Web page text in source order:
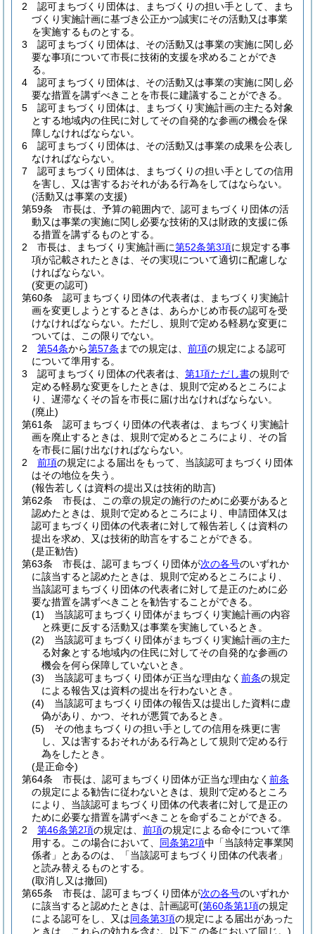
2
認可まちづくり団体は、まちづくりの担い手として、まち
づくり実施計画に基づき公正かつ誠実にその活動又は事業
を実施するものとする。
3
認可まちづくり団体は、その活動又は事業の実施に関し必
要な事項について市長に技術的支援を求めることができ
る。
4
認可まちづくり団体は、その活動又は事業の実施に関し必
要な措置を講ずべきことを市長に建議することができる。
5
認可まちづくり団体は、まちづくり実施計画の主たる対象
とする地域内の住民に対してその自発的な参画の機会を保
障しなければならない。
6
認可まちづくり団体は、その活動又は事業の成果を公表し
なければならない。
7
認可まちづくり団体は、まちづくりの担い手としての信用
を害し、又は害するおそれがある行為をしてはならない。
(活動又は事業の支援)
第59条
市長は、予算の範囲内で、認可まちづくり団体の活
動又は事業の実施に関し必要な技術的又は財政的支援に係
る措置を講ずるものとする。
2
市長は、まちづくり実施計画に第52条第3項に規定する事
項が記載されたときは、その実現について適切に配慮しな
ければならない。
(変更の認可)
第60条
認可まちづくり団体の代表者は、まちづくり実施計
画を変更しようとするときは、あらかじめ市長の認可を受
けなければならない。 ただし、規則で定める軽易な変更に
ついては、この限りでない。
2
第54条から第57条 までの規定は、 前項の規定による認可
について準用する。
3
認可まちづくり団体の代表者は、 第1項ただし書の規則で
定める軽易な変更をしたときは、規則で定めるところによ
り、遅滞なくその旨を市長に届け出なければならない。
(廃止)
第61条
認可まちづくり団体の代表者は、まちづくり実施計
画を廃止するときは、規則で定めるところにより、その旨
を市長に届け出なければならない。
2
前項の規定による届出をもって、当該認可まちづくり団体
はその地位を失う。
(報告若しくは資料の提出又は技術的助言)
第62条
市長は、この章の規定の施行のために必要があると
認めたときは、規則で定めるところにより、申請団体又は
認可まちづくり団体の代表者に対して報告若しくは資料の
提出を求め、又は技術的助言をすることができる。
(是正勧告)
第63条
市長は、認可まちづくり団体が次の各号のいずれか
に該当すると認めたときは、規則で定めるところにより、
当該認可まちづくり団体の代表者に対して是正のために必
要な措置を講ずべきことを勧告することができる。
(1)
当該認可まちづくり団体がまちづくり実施計画の内容
と殊更に反する活動又は事業を実施しているとき。
(2)
当該認可まちづくり団体がまちづくり実施計画の主た
る対象とする地域内の住民に対してその自発的な参画の
機会を何ら保障していないとき。
(3)
当該認可まちづくり団体が正当な理由なく 前条の規定
による報告又は資料の提出を行わないとき。
(4)
当該認可まちづくり団体の報告又は提出した資料に虚
偽があり、かつ、それが悪質であるとき。
(5)
その他まちづくりの担い手としての信用を殊更に害
し、又は害するおそれがある行為として規則で定める行
為をしたとき。
(是正命令)
第64条
市長は、認可まちづくり団体が正当な理由なく 前条
の規定による勧告に従わないときは、規則で定めるところ
により、当該認可まちづくり団体の代表者に対して是正の
ために必要な措置を講ずべきことを命ずることができる。
2
第46条第2項の規定は、 前項の規定による命令について準
用する。
この場合において、 同条第2項中「当該特定事業関
係者」とあるのは、「当該認可まちづくり団体の代表者」
と読み替えるものとする。
(取消し又は撤回)
第65条
市長は、認可まちづくり団体が次の各号のいずれか
に該当すると認めたときは、計画認可(第60条第1項の規定
による認可をし、又は同条第3項の規定による届出があった
ときは、これらの効力を含む。以下この条において同じ。)